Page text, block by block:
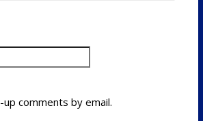
comments by email.